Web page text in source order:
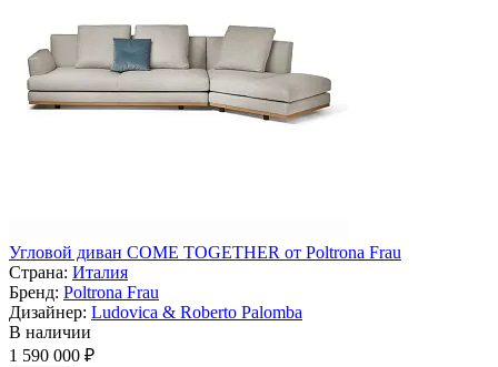
Угловой диван COME TOGETHER от Poltrona Frau
Страна: Италия
Бренд: Poltrona Frau
Дизайнер: Ludovica & Roberto Palomba
В наличии
1 590 000 ₽